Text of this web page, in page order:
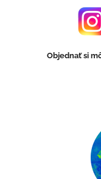
Objednať si